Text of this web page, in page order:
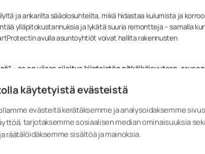
käytetyistä evästeistä
evästeitä kerätäksemme ja analysoidaksemme
tarjotaksemme sosiaalisen median ominaisuuksia
räätälöidäksemme sisältöä ja mainoksia.
ja ankarilta sääolosuhteilta, mikä hidastaa kulumista ja
ylläpitokustannuksia ja lykätä suuria remontteja – samalla
avulla asuntoyhtiöt voivat hallita rakennusten
– se on viisas sijoitus kiinteistön pitkäikäisyyteen,